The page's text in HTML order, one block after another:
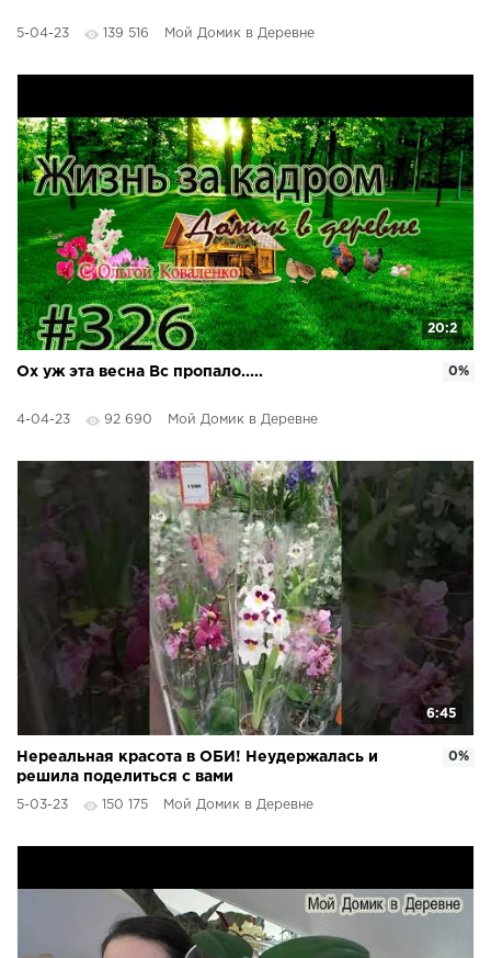
5-04-23 139 516 Мой Домик в Деревне
20:2
Ох уж эта весна Вс пропало.....
4-04-23 92 690 Мой Домик в Деревне
0%
6:45
Нереальная красота в ОБИ! Неудержалась и
решила поделиться с вами
5-03-23 150 175 Мой Домик в Деревне
0%